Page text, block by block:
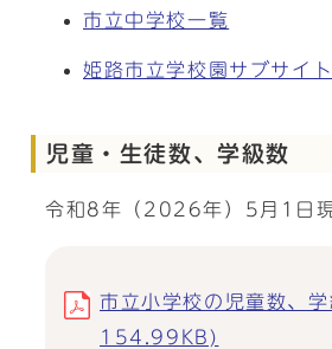
市立中学校一覧
姫路市立学校園サブサイト
児童・生徒数、学級数
令和8年（2026年）5月1日
市立小学校の児童数、
154.99KB)